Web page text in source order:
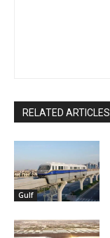
RELATED ARTICLES
Gulf